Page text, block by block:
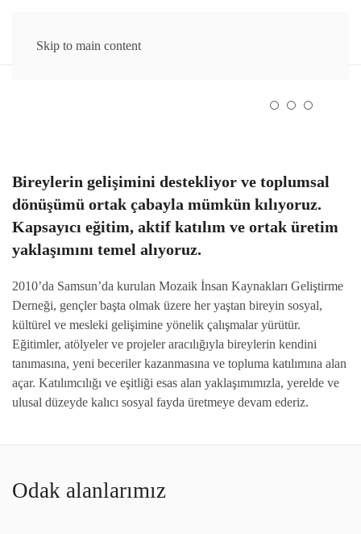
Skip to main content
Bireylerin gelişimini destekliyor ve toplumsal
dönüşümü ortak çabayla mümkün kılıyoruz.
Kapsayıcı eğitim, aktif katılım ve ortak üretim
yaklaşımını temel alıyoruz.
2010’da Samsun’da kurulan Mozaik İnsan Kaynakları Geliştirme
Derneği, gençler başta olmak üzere her yaştan bireyin sosyal,
kültürel ve mesleki gelişimine yönelik çalışmalar yürütür.
Eğitimler, atölyeler ve projeler aracılığıyla bireylerin kendini
tanımasına, yeni beceriler kazanmasına ve topluma katılımına alan
açar. Katılımcılığı ve eşitliği esas alan yaklaşımımızla, yerelde ve
ulusal düzeyde kalıcı sosyal fayda üretmeye devam ederiz.
Odak alanlarımız